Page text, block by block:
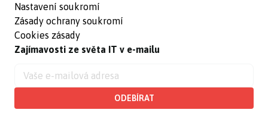
Nastavení soukromí
Zásady ochrany soukromí
Cookies zásady
Zajímavosti ze světa IT v e-mailu
ODEBÍRAT